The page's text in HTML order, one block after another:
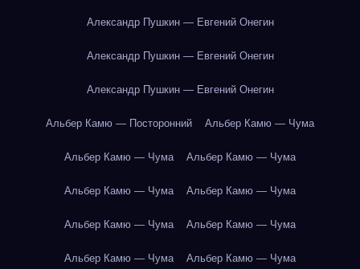
Александр Пушкин — Евгений Онегин
Александр Пушкин — Евгений Онегин
Александр Пушкин — Евгений Онегин
Альбер Камю — Посторонний Альбер Камю — Чума
Альбер Камю — Чума Альбер Камю — Чума
Альбер Камю — Чума Альбер Камю — Чума
Альбер Камю — Чума Альбер Камю — Чума
Альбер Камю — Чума Альбер Камю — Чума